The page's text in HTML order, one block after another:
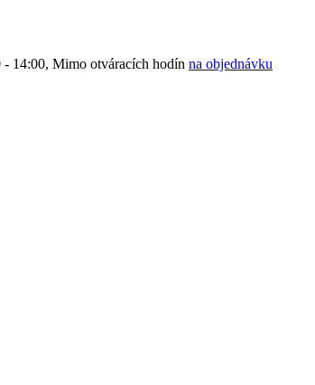
14:00, Mimo otváracích hodín na objednávku